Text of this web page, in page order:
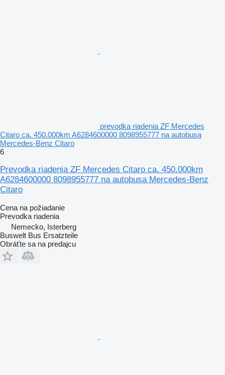
prevodka riadenia ZF Mercedes
Citaro ca. 450.000km A6284600000 8098955777 na autobusa
Mercedes-Benz Citaro
6
Prevodka riadenia ZF Mercedes Citaro ca. 450.000km
A6284600000 8098955777 na autobusa Mercedes-Benz
Citaro
Cena na požiadanie
Prevodka riadenia
Nemecko, Isterberg
Buswelt Bus Ersatzteile
Obráťte sa na predajcu